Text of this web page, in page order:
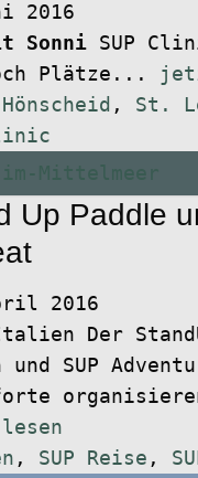
2016
SonniSUP
Plätze...
, St.
Up Paddle
2016
Der
SUP
, SUP Reise ,